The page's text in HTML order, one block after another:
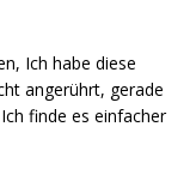
Ich habe diese
angerührt, gerade
finde es einfacher